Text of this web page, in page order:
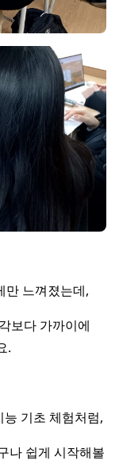
만 느껴졌는데,
보다 가까이에
.
기초 체험처럼,
나 쉽게 시작해볼